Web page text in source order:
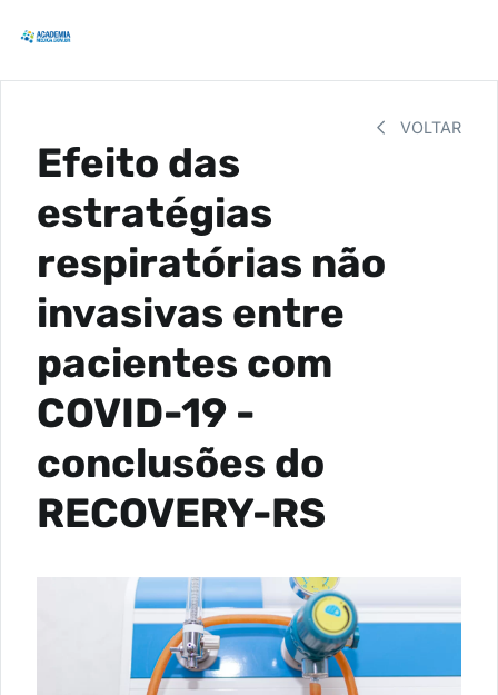
VOLTAR
Efeito das
estratégias
respiratórias não
invasivas entre
pacientes com
COVID-19 -
conclusões do
RECOVERY-RS